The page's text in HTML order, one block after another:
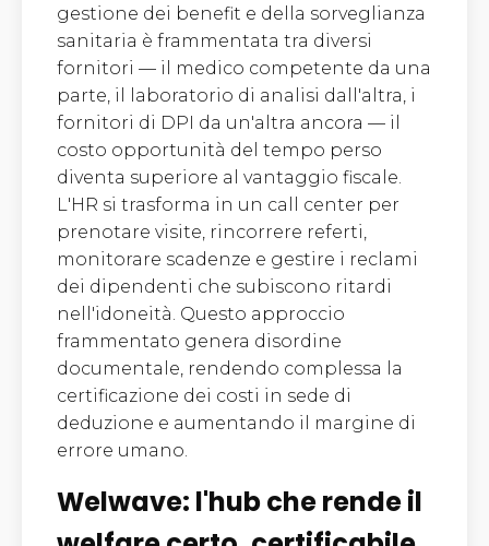
gestione dei benefit e della sorveglianza
sanitaria è frammentata tra diversi
fornitori — il medico competente da una
parte, il laboratorio di analisi dall'altra, i
fornitori di DPI da un'altra ancora — il
costo opportunità del tempo perso
diventa superiore al vantaggio fiscale.
L'HR si trasforma in un call center per
prenotare visite, rincorrere referti,
monitorare scadenze e gestire i reclami
dei dipendenti che subiscono ritardi
nell'idoneità. Questo approccio
frammentato genera disordine
documentale, rendendo complessa la
certificazione dei costi in sede di
deduzione e aumentando il margine di
errore umano.
Welwave: l'hub che rende il